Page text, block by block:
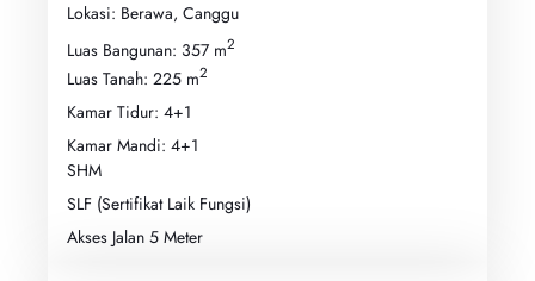
Lokasi: Berawa, Canggu
Luas Bangunan: 357 m2
Luas Tanah: 225 m2
Kamar Tidur: 4+1
Kamar Mandi: 4+1
SHM
SLF (Sertifikat Laik Fungsi)
Akses Jalan 5 Meter